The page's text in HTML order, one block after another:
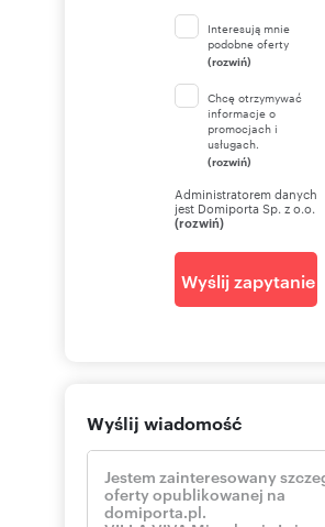
Interesują mnie
podobne oferty
(rozwiń)
Chcę otrzymywać
informacje o
promocjach i
usługach.
(rozwiń)
Administratorem danych
jest Domiporta Sp. z o.o.
(rozwiń)
Wyślij zapytanie
Wyślij wiadomość